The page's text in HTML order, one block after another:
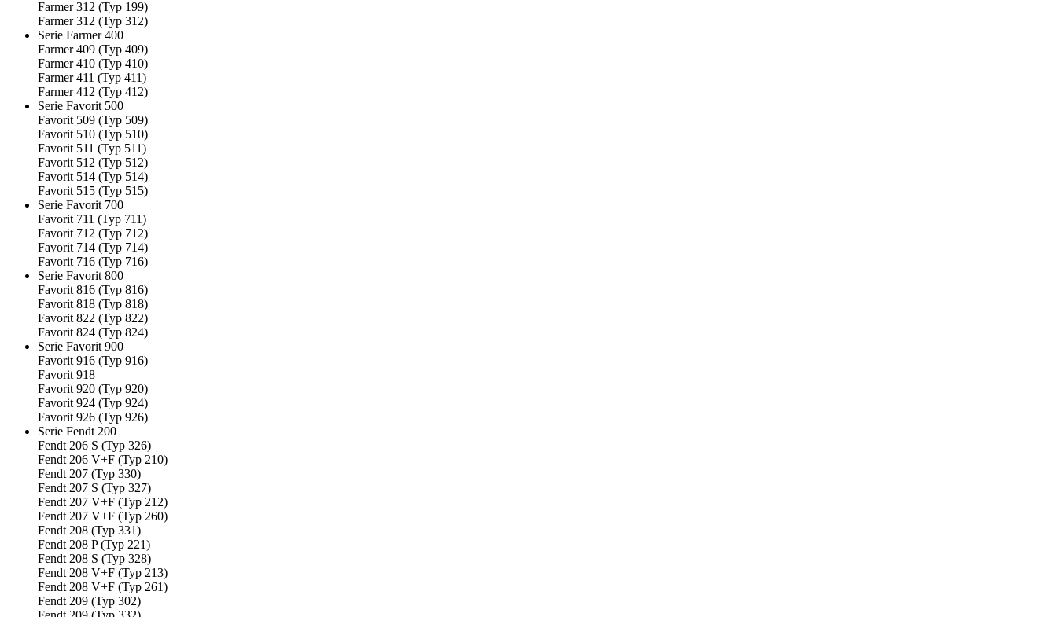
Farmer 312 (Typ 199)
Farmer 312 (Typ 312)
Serie Farmer 400
Farmer 409 (Typ 409)
Farmer 410 (Typ 410)
Farmer 411 (Typ 411)
Farmer 412 (Typ 412)
Serie Favorit 500
Favorit 509 (Typ 509)
Favorit 510 (Typ 510)
Favorit 511 (Typ 511)
Favorit 512 (Typ 512)
Favorit 514 (Typ 514)
Favorit 515 (Typ 515)
Serie Favorit 700
Favorit 711 (Typ 711)
Favorit 712 (Typ 712)
Favorit 714 (Typ 714)
Favorit 716 (Typ 716)
Serie Favorit 800
Favorit 816 (Typ 816)
Favorit 818 (Typ 818)
Favorit 822 (Typ 822)
Favorit 824 (Typ 824)
Serie Favorit 900
Favorit 916 (Typ 916)
Favorit 918
Favorit 920 (Typ 920)
Favorit 924 (Typ 924)
Favorit 926 (Typ 926)
Serie Fendt 200
Fendt 206 S (Typ 326)
Fendt 206 V+F (Typ 210)
Fendt 207 (Typ 330)
Fendt 207 S (Typ 327)
Fendt 207 V+F (Typ 212)
Fendt 207 V+F (Typ 260)
Fendt 208 (Typ 331)
Fendt 208 P (Typ 221)
Fendt 208 S (Typ 328)
Fendt 208 V+F (Typ 213)
Fendt 208 V+F (Typ 261)
Fendt 209 (Typ 302)